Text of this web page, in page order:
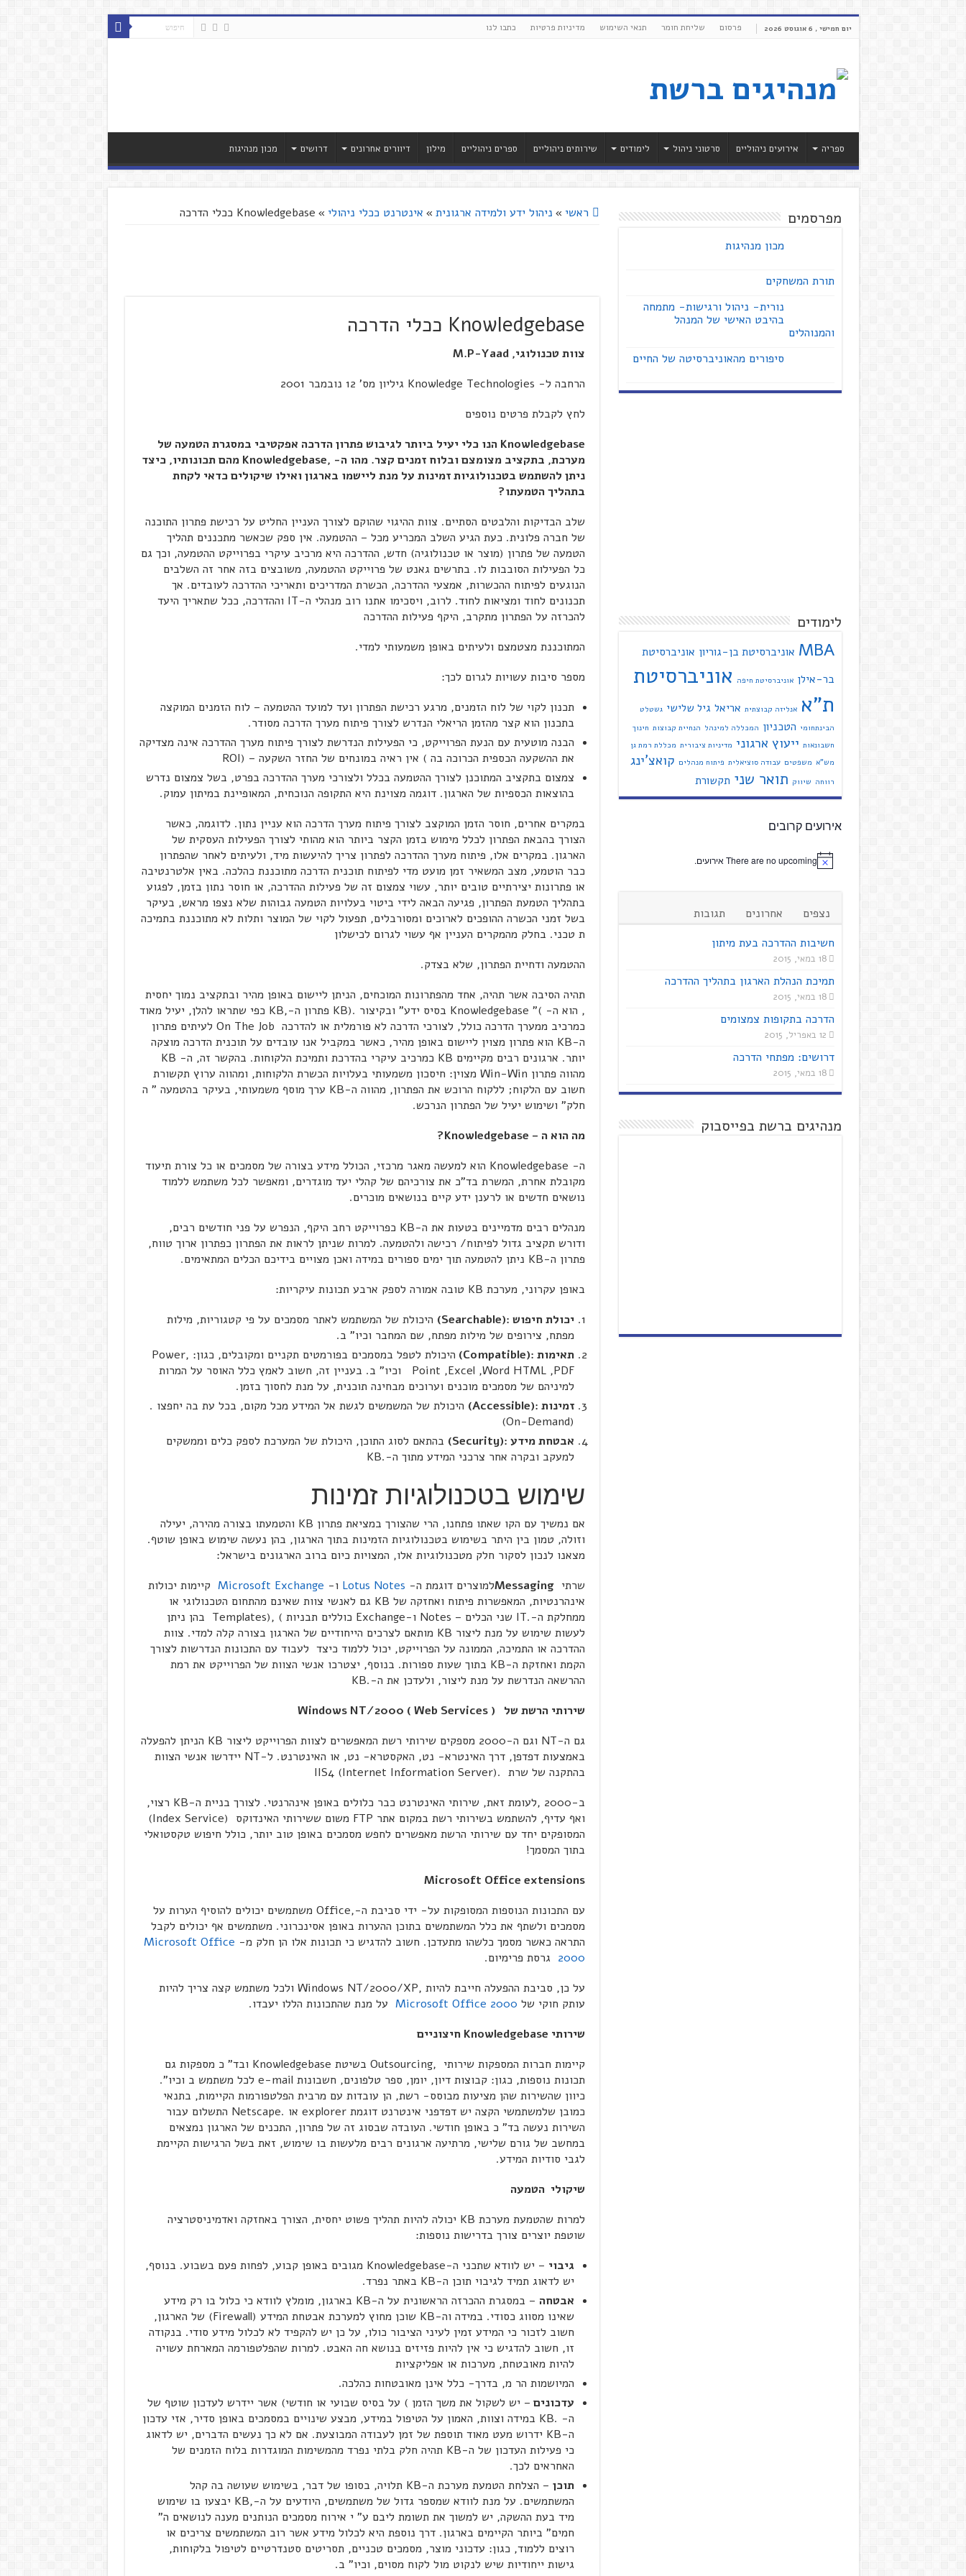
יום חמישי , 6 אוגוסט 2026 פרסום שליחת חומר תנאי השימוש מדיניות פרטיות כתבו לנו
ספריה אירועים ניהוליים סרטוני ניהול לימודים שירותים ניהוליים ספרים ניהוליים מילון דיוורים אחרונים דרושים מכון מנהיגות
ראשי » ניהול ידע ולמידה ארגונית » אינטרנט ככלי ניהולי » Knowledgebase ככלי הדרכה
Knowledgebase ככלי הדרכה
צוות טכנולוגי,M.P-Yaad
הרחבה ל- Knowledge Technologies גיליון מס' 12 נובמבר 2001
לחץ לקבלת פרטים נוספים
Knowledgebase הנו כלי יעיל ביותר לגיבוש פתרון הדרכה אפקטיבי במסגרת הטמעה של
מערכת, בתקציב מצומצם ובלוח זמנים קצר. מהו ה- ,Knowledgebase מהם תכונותיו, כיצד
ניתן להשתמש בטכנולוגיות זמינות על מנת ליישמו בארגון ואילו שיקולים כדאי לקחת
בתהליך הטמעתו?
שלב הבדיקות והלבטים הסתיים. צוות ההיגוי שהוקם לצורך העניין החליט על רכישת פתרון התוכנה
של חברה פלונית. כעת הגיע השלב המכריע מכל – ההטמעה. אין ספק שכאשר מתכננים תהליך
הטמעה של פתרון (מוצר או טכנולוגיה) חדש, ההדרכה היא מרכיב עיקרי בפרוייקט ההטמעה, וכך גם
כל הפעילות הסובבות לו. בתרשים גאנט של פרוייקט ההטמעה, משובצים בזה אחר זה השלבים
הנוגעים לפיתוח ההכשרות, אמצעי ההדרכה, הכשרת המדריכים ותאריכי ההדרכה לעובדים. אך
תכנונים לחוד ומציאות לחוד. לרוב, ויסכימו אתנו רוב מנהלי ה-IT וההדרכה, ככל שתאריך היעד
להכרזה על הפתרון מתקרב, היקף פעילות ההדרכה
המתוכננת מצטמצם ולעיתים באופן משמעותי למדי.
מספר סיבות עשויות לגרום לכך:
תכנון לקוי של לוח הזמנים, מרגע רכישת הפתרון ועד למועד ההטמעה – לוח הזמנים המוקצה
בתכנון הוא קצר מהזמן הריאלי הנדרש לצורך פיתוח מערך הדרכה מסודר.
הבנה מוטעית עם הנעת הפרוייקט, כי הפעילות הנדרשת לצורך פיתוח מערך ההדרכה אינה מצדיקה
את ההשקעה הכספית הכרוכה בה ) אין ראיה במונחים של החזר השקעה – (ROI
צמצום בתקציב המתוכנן לצורך ההטמעה בכלל ולצורכי מערך ההדרכה בפרט, בשל צמצום נדרש
בהוצאות הכספיות של הארגון. דוגמה מצוינת היא התקופה הנוכחית, המאופיינת במיתון עמוק.
במקרים אחרים, חוסר הזמן המוקצב לצורך פיתוח מערך הדרכה הוא עניין נתון. לדוגמה, כאשר
הצורך בהבאת הפתרון לכלל מימוש בזמן הקצר ביותר הוא מהותי לצורך הפעילות העסקית של
הארגון. במקרים אלו, פיתוח מערך ההדרכה לפתרון צריך להיעשות מיד, ולעיתים לאחר שהפתרון
כבר הוטמע, מצב המשאיר זמן מועט מדי לפיתוח תוכנית הדרכה מתוכננת כהלכה. באין אלטרנטיבה
או פתרונות יצירתיים טובים יותר, עשוי צמצום זה של פעילות ההדרכה, או חוסר נתון בזמן, לפגוע
בתהליך הטמעת הפתרון, פגיעה הבאה לידי ביטוי בעלויות הטמעה גבוהות שלא נצפו מראש, בעיקר
בשל זמני הכשרה ההופכים לארוכים ומסורבלים, תפעול לקוי של המוצר ותלות לא מתוכננת בתמיכה
ת טכני. בחלק מהמקרים העניין אף עשוי לגרום לכישלון
ההטמעה ודחיית הפתרון, שלא בצדק.
תהיה הסיבה אשר תהיה, אחד מהפתרונות המוכחים, הניתן ליישום באופן מהיר ובתקציב נמוך יחסית
, הוא ה- )" Knowledgebase בסיס ידע" ובקיצור .(KB פתרון ה-,KB כפי שתראו להלן, יעיל מאוד
כמרכיב ממערך הדרכה כולל, לצורכי הדרכה לא פורמלית או להדרכה On The Job לעיתים פתרון
ה-KB הוא פתרון מצוין ליישום באופן מהיר, כאשר במקביל אנו עובדים על תוכנית הדרכה מוצקה
יותר. ארגונים רבים מקיימים KB כמרכיב עיקרי בהדרכת ותמיכת הלקוחות. בהקשר זה, ה- KB
מהווה פתרון Win-Win מצוין: חיסכון משמעותי בעלויות הכשרת הלקוחות, ומהווה ערוץ תקשורת
חשוב עם הלקוח; ללקוח הרוכש את הפתרון, מהווה ה-KB ערך מוסף משמעותי, בעיקר בהטמעה " ה
חלק" ושימוש יעיל של הפתרון הנרכש.
מה הוא ה – Knowledgebase
?
ה- Knowledgebase הוא למעשה מאגר מרכזי, הכולל מידע בצורה של מסמכים או כל צורת תיעוד
מקובלת אחרת, המשרת בד"כ את צורכיהם של קהלי יעד מוגדרים, ומאפשר לכל משתמש ללמוד
נושאים חדשים או לרענן ידע קיים בנושאים מוכרים.
מנהלים רבים מדמיינים בטעות את ה-KB כפרוייקט רחב היקף, הנפרש על פני חודשים רבים,
ודורש תקציב גדול לפיתוח/ רכישה ולהטמעה. למרות שניתן לראות את הפתרון כפתרון ארוך טווח,
פתרון ה-KB ניתן להטמעה תוך ימים ספורים במידה ואכן מצויים בידיכם הכלים המתאימים.
באופן עקרוני, מערכת KB טובה אמורה לספק ארבע תכונות עיקריות:
יכולת חיפוש :(Searchable)
היכולת של המשתמש לאתר מסמכים על פי קטגוריות, מילות
מפתח, צירופים של מילות מפתח, שם המחבר וכיו" ב.
תאימות :(Compatible)
היכולת לטפל במסמכים בפורמטים תקניים ומקובלים, כגון: ,Power
Point ,Excel ,Word HTML ,PDF וכיו" ב. בעניין זה, חשוב לאמץ כלל האוסר על המרות
למיניהם של מסמכים מוכנים וערוכים מבחינה תוכנית, על מנת לחסוך בזמן.
זמינות :(Accessible)
היכולת של המשמשים לגשת אל המידע מכל מקום, בכל עת בה יחפצו .
(On-Demand)
אבטחת מידע :(Security)
בהתאם לסוג התוכן, היכולת של המערכת לספק כלים וממשקים
למעקב ובקרה אחר צרכני המידע מתוך ה-.KB
שימוש בטכנולוגיות זמינות
אם נמשיך עם הקו שאתו פתחנו, הרי שהצורך במציאת פתרון KB והטמעתו בצורה מהירה, יעילה
וזולה, טמון בין היתר בשימוש בטכנולוגיות הזמינות בתוך הארגון, בהן נעשה שימוש באופן שוטף.
מצאנו לנכון לסקור חלק מטכנולוגיות אלו, המצויות כיום ברוב הארגונים בישראל:
שרתיMessagingלמוצרים דוגמת ה- Lotus Notes ו- Microsoft Exchange קיימות יכולות
אינהרנטיות, המאפשרות פיתוח ואחזקה של KB גם לאנשי צוות שאינם מהתחום הטכנולוגי או
ממחלקת ה-.IT שני הכלים – Notes ו-Exchange כוללים תבניות ) ,(Templates בהן ניתן
לעשות שימוש על מנת ליצור KB מותאם לצרכים הייחודיים של הארגון בצורה קלה למדי. צוות
ההדרכה או התמיכה, הממונה על הפרוייקט, יכול ללמוד כיצד לעבוד עם התכונות הנדרשות לצורך
הקמת ואחזקת ה-KB בתוך שעות ספורות. בנוסף, יצטרכו אנשי הצוות של הפרוייקט את רמת
ההרשאה הנדרשת על מנת ליצור, ולעדכן את ה-.KB
שירותי הרשת של
גם ה-NT וגם ה-2000 מספקים שירותי רשת המאפשרים לצוות הפרוייקט ליצור KB הניתן להפעלה
באמצעות דפדפן, דרך האינטרא- נט, האקסטרא- נט, או האינטרנט. ל-NT יידרשו אנשי הצוות
בהתקנה של שרת .(Internet Information Server) IIS4
ב-2000 ,לעומת זאת, שירותי האינטרנט כבר כלולים באופן אינהרנטי. לצורך בניית ה-KB רצוי,
ואף עדיף, להשתמש בשירותי רשת במקום אתר FTP משום ששירותי האינדוקס (Index Service)
המסופקים יחד עם שירותי הרשת מאפשרים לחפש מסמכים באופן טוב יותר, כולל חיפוש טקסטואלי
בתוך המסמך!
Microsoft Office extensions
עם התכונות הנוספות המסופקות על- ידי סביבת ה-,Office משתמשים יכולים להוסיף הערות על
מסמכים ולשתף את כלל המשתמשים בתוכן ההערות באופן אסינכרוני. משתמשים אף יכולים לקבל
התראה כאשר מסמך כלשהו מתעדכן. חשוב להדגיש כי תכונות אלו הן חלק מ- Microsoft Office
2000 גרסת פרימיום.
על כן, סביבת ההפעלה חייבת להיות ,Windows NT/2000/XP ולכל משתמש קצה צריך להיות
עותק חוקי של Microsoft Office 2000 על מנת שהתכונות הללו יעבדו.
שירותי
חיצוניים
קיימות חברות המספקות שירותי ,Outsourcing בשיטת Knowledgebase ובד" כ מספקות גם
תכונות נוספות, כגון: קבוצות דיון, יומן, ספר טלפונים, חשבונות e-mail לכל משתמש ב וכיו".
כיוון שהשירות שהן מציעות מבוסס- רשת, הן עובדות עם מרבית הפלטפורמות הקיימות, בתנאי
כמובן שלמשתמשי הקצה יש דפדפני אינטרנט דוגמת explorer או .Netscape התשלום עבור
השירות נעשה בד" כ באופן חודשי. העובדה שבסוג זה של פתרון, התכנים של הארגון נמצאים
במחשב של גורם שלישי, מרתיעה ארגונים רבים מלעשות בו שימוש, זאת בשל הרגישות הקיימת
לגבי סודיות המידע.
שיקולי הטמעה
למרות שהטמעת מערכת KB יכולה להיות תהליך פשוט יחסית, הצורך באחזקה ואדמיניסטרציה
שוטפת יוצרים צורך בדרישות נוספות:
גיבוי
– יש לוודא שתכני ה-Knowledgebase מגובים באופן קבוע, לפחות פעם בשבוע. בנוסף,
יש לדאוג תמיד לגיבוי תוכן ה-KB באתר נפרד.
אבטחה
– במסגרת ההכרזה הראשונית על ה-KB בארגון, מומלץ לוודא כי כלול בו רק מידע
שאינו מסווג כסודי. במידה וה-KB שוכן מחוץ למערכת אבטחת המידע (Firewall) של הארגון,
חשוב לזכור כי המידע זמין לעיני הציבור כולו, על כן יש להקפיד לא לכלול מידע סודי. בנקודה
זו, חשוב להדגיש כי אין להיות פזיזים בנושא חה האבט. למרות שהפלטפורמה המארחת עשויה
להיות מאובטחת, מערכות או אפליקציות
המיושמות הר מ, בדרך- כלל אינן מאובטחות כהלכה.
עדכונים – יש לשקול את משך הזמן ) על בסיס שבועי או חודשי) אשר יידרש לעדכון שוטף של
ה- .KB במידה וצוות, האמון על הטיפול במידע, מבצע שינויים במסמכים באופן סדיר, אזי עדכון
ה-KB ידרוש מעט מאוד תוספת של זמן לעבודה המבוצעת. אם לא כך נעשים הדברים, יש לדאוג
כי פעילות העדכון של ה-KB תהיה חלק בלתי נפרד מהמשימות המוגדרות בלוח הזמנים של
האחראים לכך.
תוכן
– הצלחת הטמעת מערכת ה-KB תלויה, בסופו של דבר, בשימוש שעושה בה קהל
המשתמשים. על מנת לוודא שמספר גדול של משתמשים, היודעים על ה-,KB יבצעו בו שימוש
מיד בעת ההשקה, יש למשוך את תשומת ליבם ע" י אירוח מסמכים הנותנים מענה לנושאים ה"
חמים" ביותר הקיימים בארגון. דרך נוספת היא לכלול מידע אשר רוב המשתמשים צריכים או
רוצים ללמוד, כגון: עדכוני מוצר, מסמכים טכניים, תסריטים סטנדרטיים לטיפול בלקוחות,
גישות ייחודיות שיש לנקוט מול לקוח מסוים, וכיו" ב.
מפרסמים
מכון מנהיגות
תורת המשחקים
נורית- ניהול ורגישות- מתמחה
בהיבט האישי של המנהל
והמנוהלים
סיפורים מהאוניברסיטה של החיים
לימודים
MBA אוניברסיטת בן-גוריון אוניברסיטת
בר-אילן אוניברסיטת חיפה אוניברסיטת
ת"א אנליזה קבוצתית אריאל גיל שלישי גשטלט
הבינתחומי הטכניון המכללה למינהל הנחיית קבוצות חינוך
חשבונאות ייעוץ ארגוני מדיניות ציבורית מכללת רמת גן
מש"א משפטים עבודה סוציאלית פיתוח מנהלים קואצ'ינג
רווחה שיווק תואר שני תקשורת
אירועים קרובים
There are no upcoming אירועים.
נצפים אחרונים
תגובות
חשיבות ההדרכה בעת מיתון
18 במאי, 2015
תמיכת הנהלת הארגון בתהליך ההדרכה
18 במאי, 2015
הדרכה בתקופות צמצומים
12 באפריל, 2015
דרושים: מפתחי הדרכה
18 במאי, 2015
מנהיגים ברשת בפייסבוק